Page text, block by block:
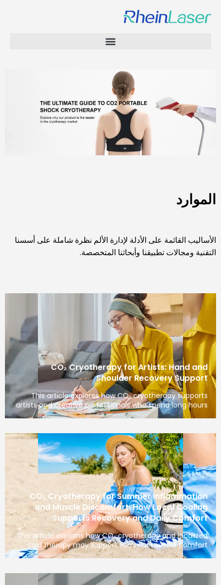
الموارد
الأساليب القائمة على الأدلة لإدارة الألم نظرة شاملة على أسسنا
التقنية ومجالات تطبيقنا وأبحاثنا المتخصصة.
CO₂ Cryotherapy for Artists: Hand and
Shoulder Recovery Support
This article explores how CO₂ cryotherapy supports
artists and creative professionals who spend long hours
CO₂ Cryotherapy for Summer Inflammation
and Muscle Discomfort: How Local Cooling
Supports Recovery and Daily Comfort
This article explains how CO₂ cryotherapy and localized
cold therapy may support summer muscle comfort